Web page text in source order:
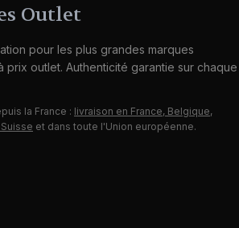
Outlet
pour les plus grandes marques
prix outlet. Authenticité garantie sur chaque
la France : livraison en France, Belgique,
et dans toute l'Union européenne.